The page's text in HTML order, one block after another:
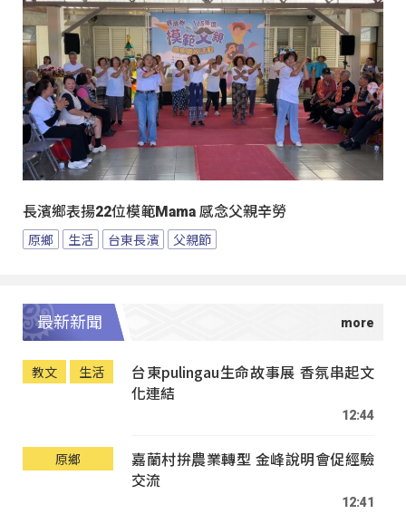
長濱鄉表揚22位模範Mama 感念父親辛勞
原鄉 生活 台東長濱 父親節
最新新聞
教文 生活
台東pulingau生命故事展 香氛串起文
化連結
12:44
原鄉
嘉蘭村拚農業轉型 金峰說明會促經驗
交流
12:41